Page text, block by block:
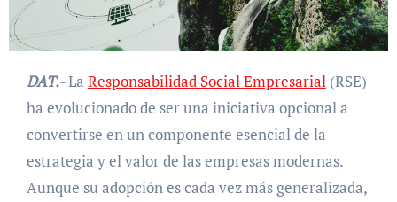
DAT.-La Responsabilidad Social Empresarial(RSE)
ha evolucionado de ser una iniciativa opcional a
convertirse en un componente esencial de la
estrategia y el valor de las empresas modernas.
Aunque su adopción es cada vez más generalizada,